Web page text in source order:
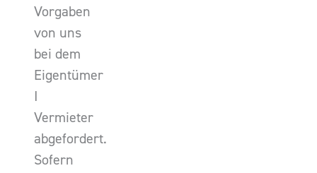
Vorgaben
von uns
bei dem
Eigentümer
I
Vermieter
abgefordert.
Sofern